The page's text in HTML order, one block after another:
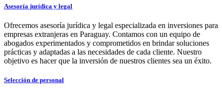
Asesoría jurídica y legal
Ofrecemos asesoría jurídica y legal especializada en inversiones para
empresas extranjeras en Paraguay. Contamos con un equipo de
abogados experimentados y comprometidos en brindar soluciones
prácticas y adaptadas a las necesidades de cada cliente. Nuestro
objetivo es hacer que la inversión de nuestros clientes sea un éxito.
Selección de personal